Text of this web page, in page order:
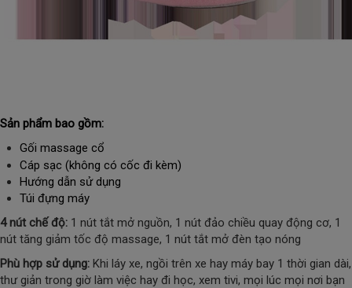
Sản phẩm bao gồm:
Gối massage cổ
Cáp sạc (không có cốc đi kèm)
Hướng dẫn sử dụng
Túi đựng máy
4 nút chế độ: 1 nút tắt mở nguồn, 1 nút đảo chiều quay động cơ, 1
nút tăng giảm tốc độ massage, 1 nút tắt mở đèn tạo nóng
Phù hợp sử dụng: Khi láy xe, ngồi trên xe hay máy bay 1 thời gian dài,
thư giản trong giờ làm việc hay đi học, xem tivi, mọi lúc mọi nơi bạn